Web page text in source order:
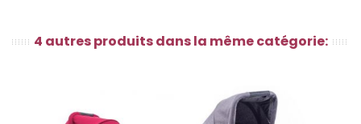
4 autres produits dans la même catégorie: